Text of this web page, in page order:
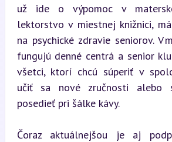
už ide o výpomoc v
lektorstvo v miestnej knižnici,
na psychické zdravie seniorov. V
fungujú denné centrá a senior
všetci, ktorí chcú súperiť v
učiť sa nové zručnosti alebo
posedieť pri šálke kávy.
Čoraz aktuálnejšou je aj